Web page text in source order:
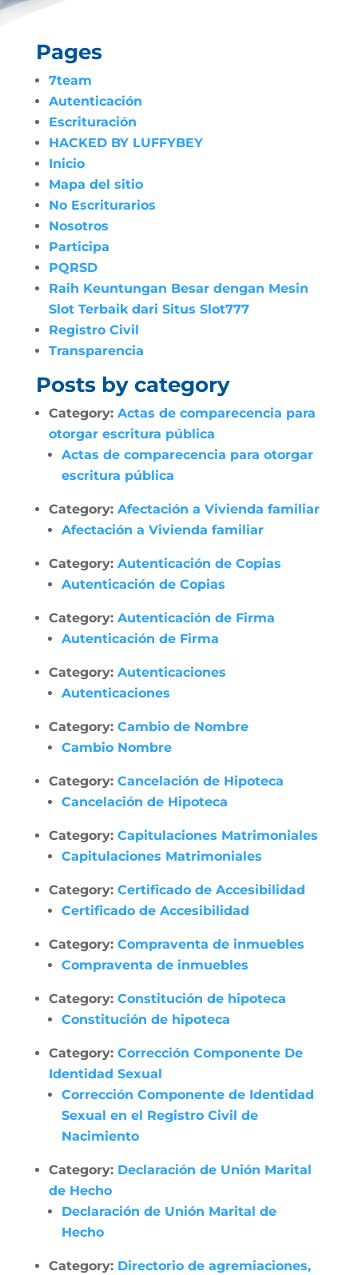
Pages
7team
Autenticación
Escrituración
HACKED BY LUFFYBEY
Inicio
Mapa del sitio
No Escriturarios
Nosotros
Participa
PQRSD
Raih Keuntungan Besar dengan Mesin
Slot Terbaik dari Situs Slot777
Registro Civil
Transparencia
Posts by category
Category: Actas de comparecencia para
otorgar escritura pública
Actas de comparecencia para otorgar
escritura pública
Category: Afectación a Vivienda familiar
Afectación a Vivienda familiar
Category: Autenticación de Copias
Autenticación de Copias
Category: Autenticación de Firma
Autenticación de Firma
Category: Autenticaciones
Autenticaciones
Category: Cambio de Nombre
Cambio Nombre
Category: Cancelación de Hipoteca
Cancelación de Hipoteca
Category: Capitulaciones Matrimoniales
Capitulaciones Matrimoniales
Category: Certificado de Accesibilidad
Certificado de Accesibilidad
Category: Compraventa de inmuebles
Compraventa de inmuebles
Category: Constitución de hipoteca
Constitución de hipoteca
Category: Corrección Componente De
Identidad Sexual
Corrección Componente de Identidad
Sexual en el Registro Civil de
Nacimiento
Category: Declaración de Unión Marital
de Hecho
Declaración de Unión Marital de
Hecho
Category: Directorio de agremiaciones,